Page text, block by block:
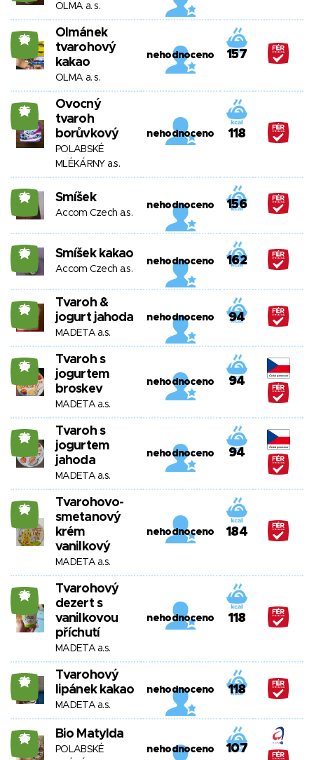
OLMA a. s.
26
Olmánek
tvarohový
kakao
OLMA a. s.
nehodnoceno 157
26
Ovocný
tvaroh
borůvkový
POLABSKÉ
MLÉKÁRNY a.s.
nehodnoceno 118
26 Smíšek
Accom Czech a.s.
nehodnoceno 156
26 Smíšek kakao
Accom Czech a.s.
nehodnoceno 162
26
Tvaroh &
jogurt jahoda
MADETA a.s.
nehodnoceno 94
26
Tvaroh s
jogurtem
broskev
MADETA a.s.
nehodnoceno 94
26
Tvaroh s
jogurtem
jahoda
MADETA a.s.
nehodnoceno 94
26
Tvarohovo-
smetanový
krém
vanilkový
MADETA a.s.
nehodnoceno 184
26
Tvarohový
dezert s
vanilkovou
příchutí
MADETA a.s.
nehodnoceno 118
26
Tvarohový
lipánek kakao
MADETA a.s.
nehodnoceno 118
25 Bio Matylda
POLABSKÉ
nehodnoceno 107